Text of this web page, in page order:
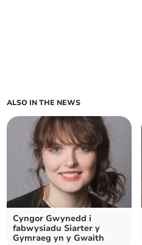
ALSO IN THE NEWS
Cyngor Gwynedd i
fabwysiadu Siarter y
Gymraeg yn y Gwaith